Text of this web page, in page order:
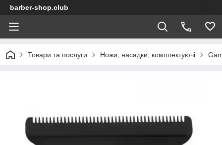
barber-shop.club
Товари та послуги Ножи, насадки, комплектуючі